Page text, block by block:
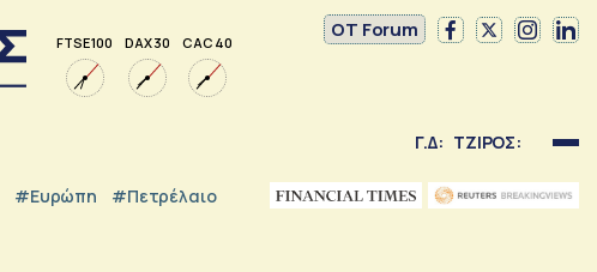
FTSE 100 DAX 30 CAC 40
OT Forum
Γ.Δ: ΤΖΙΡΟΣ:
#Ευρώπη #Πετρέλαιο